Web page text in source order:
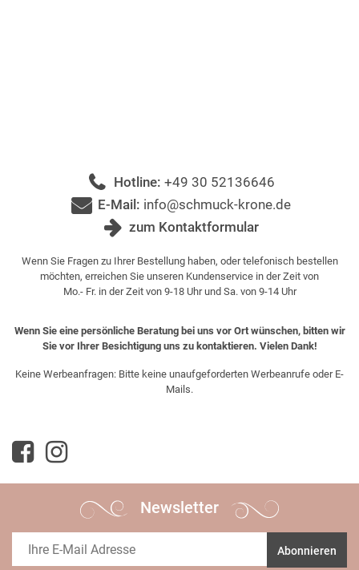
Hotline: +49 30 52136646
E-Mail: info@schmuck-krone.de
zum Kontaktformular
Wenn Sie Fragen zu Ihrer Bestellung haben, oder telefonisch bestellen
möchten, erreichen Sie unseren Kundenservice in der Zeit von
Mo.- Fr. in der Zeit von 9-18 Uhr und Sa. von 9-14 Uhr
Wenn Sie eine persönliche Beratung bei uns vor Ort wünschen, bitten wir
Sie vor Ihrer Besichtigung uns zu kontaktieren. Vielen Dank!
Keine Werbeanfragen: Bitte keine unaufgeforderten Werbeanrufe oder E-
Mails.
Newsletter
Abonnieren